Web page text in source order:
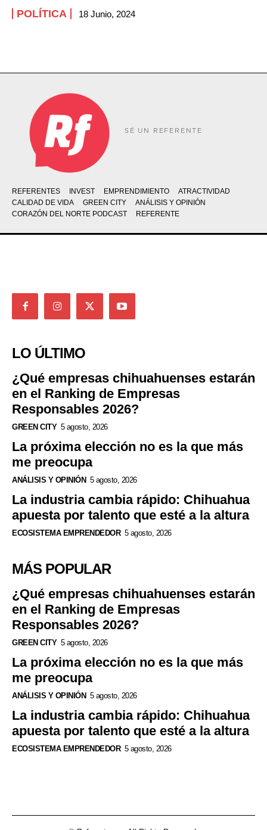
POLÍTICA 18 Junio, 2024
SÉ UN REFERENTE
REFERENTES INVEST EMPRENDIMIENTO
ATRACTIVIDAD
CALIDAD DE VIDA
GREEN CITY
ANÁLISIS Y OPINIÓN
CORAZÓN DEL NORTE PODCAST
REFERENTE
LO ÚLTIMO
¿Qué empresas chihuahuenses estarán
en el Ranking de Empresas
Responsables 2026?
GREEN CITY 5 agosto, 2026
La próxima elección no es la que más
me preocupa
ANÁLISIS Y OPINIÓN 5 agosto, 2026
La industria cambia rápido: Chihuahua
apuesta por talento que esté a la altura
ECOSISTEMA EMPRENDEDOR 5 agosto, 2026
MÁS POPULAR
¿Qué empresas chihuahuenses estarán
en el Ranking de Empresas
Responsables 2026?
GREEN CITY 5 agosto, 2026
La próxima elección no es la que más
me preocupa
ANÁLISIS Y OPINIÓN 5 agosto, 2026
La industria cambia rápido: Chihuahua
apuesta por talento que esté a la altura
ECOSISTEMA EMPRENDEDOR 5 agosto, 2026